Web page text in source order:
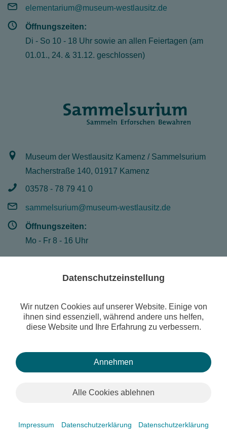
elementarium@museum-westlausitz.de
Öffnungszeiten:
Di - So 10 - 18 Uhr sowie an allen Feiertagen (am
01.01., 24. & 31.12. geschlossen)
Museum der Westlausitz Kamenz / Sammelsurium
Macherstraße 140, 01917 Kamenz
03578 - 78 79 41 0
sammelsurium@museum-westlausitz.de
Öffnungszeiten:
Mo - Fr 8 - 16 Uhr
Publikationen
Sonderausstellung: "800 Jahre Aberglaube und Magie"
Datenschutzeinstellung
Wir nutzen Cookies auf unserer Website. Einige von
ihnen sind essenziell, während andere uns helfen,
diese Website und Ihre Erfahrung zu verbessern.
Annehmen
Alle Cookies ablehnen
Impressum Datenschutzerklärung Datenschutzerklärung